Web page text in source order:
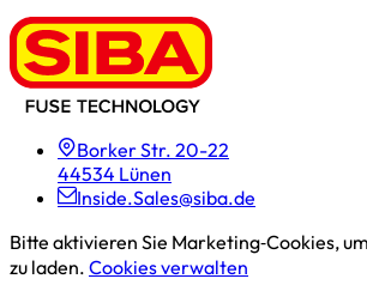
Borker Str. 20-22
44534 Lünen
Inside.Sales@siba.de
Bitte aktivieren Sie Marketing‑Cookies,
zu laden. Cookies verwalten